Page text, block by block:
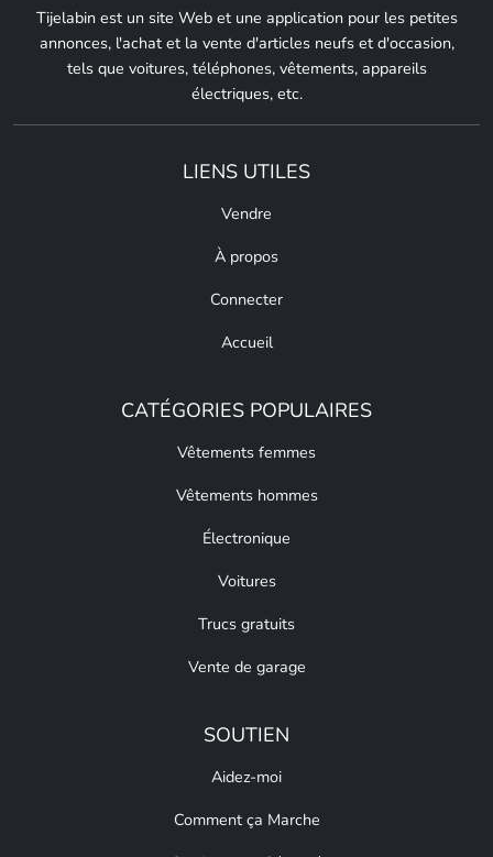
Tijelabin est un site Web et une application pour les petites
annonces, l'achat et la vente d'articles neufs et d'occasion,
tels que voitures, téléphones, vêtements, appareils
électriques, etc.
LIENS UTILES
Vendre
À propos
Connecter
Accueil
CATÉGORIES POPULAIRES
Vêtements femmes
Vêtements hommes
Électronique
Voitures
Trucs gratuits
Vente de garage
SOUTIEN
Aidez-moi
Comment ça Marche